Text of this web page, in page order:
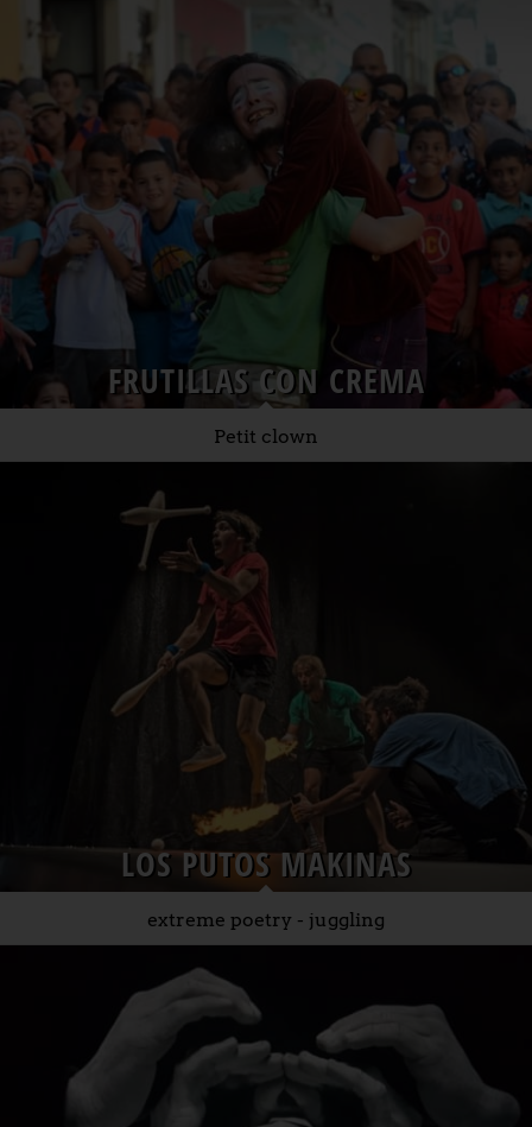
FRUTILLAS CON CREMA
Petit clown
LOS PUTOS MAKINAS
extreme poetry - juggling